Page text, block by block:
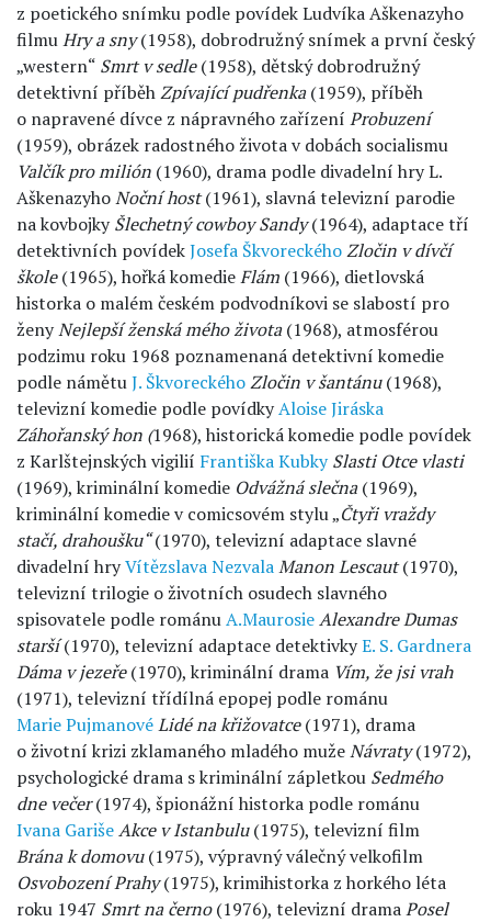
z poetického snímku podle povídek Ludvíka Aškenazyho
filmuHry a sny(1958), dobrodružný snímek a první český
„western“ Smrt v sedle(1958), dětský dobrodružný
detektivní příběhZpívající pudřenka(1959), příběh
o napravené dívce z nápravného zařízení Probuzení
(1959), obrázek radostného života v dobách socialismu
Valčík pro milión (1960), drama podle divadelní hry L.
AškenazyhoNoční host(1961), slavná televizní parodie
na kovbojkyŠlechetný cowboy Sandy(1964), adaptace tří
detektivních povídekJosefa ŠkvoreckéhoZločin v dívčí
škole(1965), hořká komedieFlám (1966), dietlovská
historka o malém českém podvodníkovi se slabostí pro
ženyNejlepší ženská mého života(1968), atmosférou
podzimu roku 1968 poznamenaná detektivní komedie
podle námětuJ. ŠkvoreckéhoZločin v šantánu(1968),
televizní komedie podle povídkyAloise Jiráska
Záhořanskýhon (1968), historická komedie podle povídek
z Karlštejnských vigilií Františka Kubky Slasti Otce vlasti
(1969), kriminální komedie Odvážná slečna(1969),
kriminální komedie v comicsovém stylu „Čtyři vraždy
stačí, drahoušku“(1970), televizní adaptace slavné
divadelní hryVítězslava NezvalaManon Lescaut(1970),
televizní trilogie o životních osudech slavného
spisovatele podle románuA.MaurosieAlexandre Dumas
starší(1970), televizní adaptace detektivkyE. S. Gardnera
Dáma v jezeře(1970), kriminální drama Vím, že jsi vrah
(1971), televizní třídílná epopej podle románu
Marie PujmanovéLidé na křižovatce(1971), drama
o životní krizi zklamaného mladého mužeNávraty(1972),
psychologické drama s kriminální zápletkou Sedmého
dne večer(1974), špionážní historka podle románu
Ivana GarišeAkce v Istanbulu(1975), televizní film
Brána k domovu(1975), výpravný válečný velkofilm
Osvobození Prahy(1975), krimihistorka z horkého léta
roku 1947 Smrt na černo(1976), televizní dramaPosel